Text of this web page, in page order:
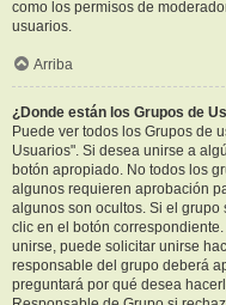
como los permisos de
usuarios.
Arriba
¿Donde están los Grupos de
Puede ver todos los Grupos de
Usuarios". Si desea unirse a
botón apropiado. No todos los
algunos requieren aprobación
algunos son ocultos. Si el
clic en el botón
unirse, puede solicitar unirse
responsable del grupo deberá
preguntará por qué desea